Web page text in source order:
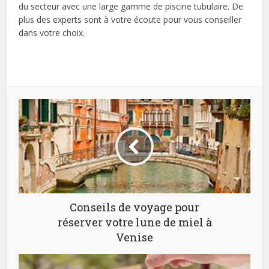
du secteur avec une large gamme de piscine tubulaire. De
plus des experts sont à votre écoute pour vous conseiller
dans votre choix.
Conseils de voyage pour
réserver votre lune de miel à
Venise